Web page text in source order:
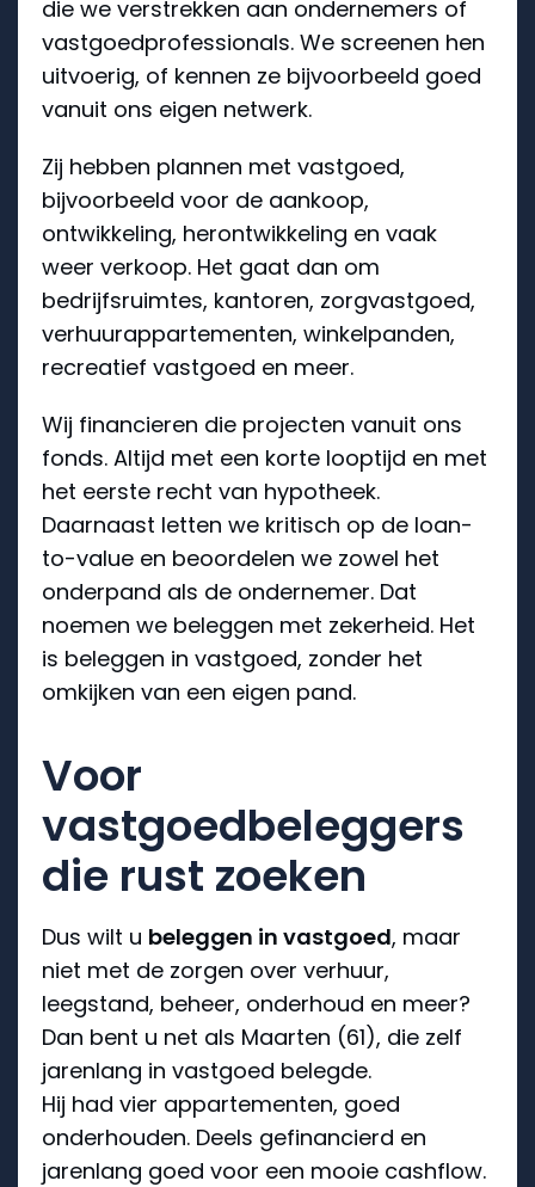
die we verstrekken aan ondernemers of
vastgoedprofessionals. We screenen hen
uitvoerig, of kennen ze bijvoorbeeld goed
vanuit ons eigen netwerk.
Zij hebben plannen met vastgoed,
bijvoorbeeld voor de aankoop,
ontwikkeling, herontwikkeling en vaak
weer verkoop. Het gaat dan om
bedrijfsruimtes, kantoren, zorgvastgoed,
verhuurappartementen, winkelpanden,
recreatief vastgoed en meer.
Wij financieren die projecten vanuit ons
fonds. Altijd met een korte looptijd en met
het eerste recht van hypotheek.
Daarnaast letten we kritisch op de loan-
to-value en beoordelen we zowel het
onderpand als de ondernemer. Dat
noemen we beleggen met zekerheid. Het
is beleggen in vastgoed, zonder het
omkijken van een eigen pand.
Voor
vastgoedbeleggers
die rust zoeken
Dus wilt u beleggen in vastgoed, maar
niet met de zorgen over verhuur,
leegstand, beheer, onderhoud en meer?
Dan bent u net als Maarten (61), die zelf
jarenlang in vastgoed belegde.
Hij had vier appartementen, goed
onderhouden. Deels gefinancierd en
jarenlang goed voor een mooie cashflow.